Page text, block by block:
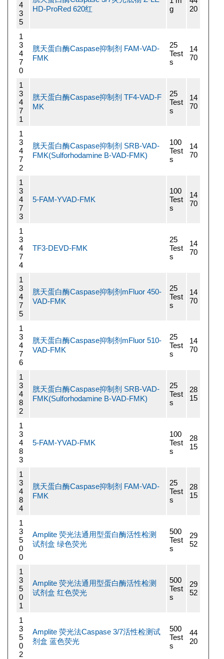
4
3
5
HD-ProRed 620红
g
20
1
3
4
7
0
胱天蛋白酶Caspase抑制剂 FAM-VAD-
FMK
25
Test
s
14
70
1
3
4
7
1
胱天蛋白酶Caspase抑制剂 TF4-VAD-F
MK
25
Test
s
14
70
1
3
4
7
2
胱天蛋白酶Caspase抑制剂 SRB-VAD-
FMK(Sulforhodamine B-VAD-FMK)
100
Test
s
14
70
1
3
4
7
3
5-FAM-YVAD-FMK
100
Test
s
14
70
1
3
4
7
4
TF3-DEVD-FMK
25
Test
s
14
70
1
3
4
7
5
胱天蛋白酶Caspase抑制剂mFluor 450-
VAD-FMK
25
Test
s
14
70
1
3
4
7
6
胱天蛋白酶Caspase抑制剂mFluor 510-
VAD-FMK
25
Test
s
14
70
1
3
4
8
2
胱天蛋白酶Caspase抑制剂 SRB-VAD-
FMK(Sulforhodamine B-VAD-FMK)
25
Test
s
28
15
1
3
4
8
3
5-FAM-YVAD-FMK
100
Test
s
28
15
1
3
4
8
4
胱天蛋白酶Caspase抑制剂 FAM-VAD-
FMK
25
Test
s
28
15
1
3
5
0
0
Amplite 荧光法通用型蛋白酶活性检测
试剂盒 绿色荧光
500
Test
s
29
52
1
3
5
0
1
Amplite 荧光法通用型蛋白酶活性检测
试剂盒 红色荧光
500
Test
s
29
52
1
3
5
0
2
Amplite 荧光法Caspase 3/7活性检测试
剂盒 蓝色荧光
500
Test
s
44
20